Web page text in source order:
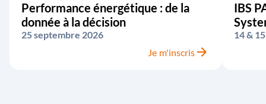
Performance énergétique : de la
donnée à la décision
25 septembre 2026
Je m'inscris arrow_forward
IBS
14 &